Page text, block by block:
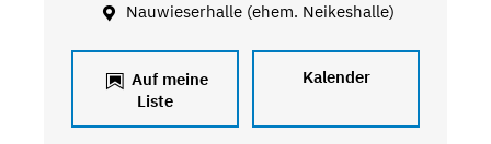
Nauwieserhalle (ehem. Neikeshalle)
Auf meine
Liste
Kalender